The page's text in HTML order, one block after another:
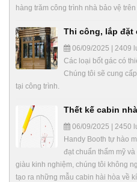
hàng trăm công trình nhà bảo vệ
Thi công, lắp đặt
06/09/2025 | 2409
Các loại bốt gác có
Chúng tôi sẽ cung
tại công trình.
Thết kế cabin
06/09/2025 | 2450
Handy Booth tự hào
đạt chuẩn thẩm mỹ
giàu kinh nghiệm, chúng tôi không
tạo ra những mẫu cabin hài hòa về